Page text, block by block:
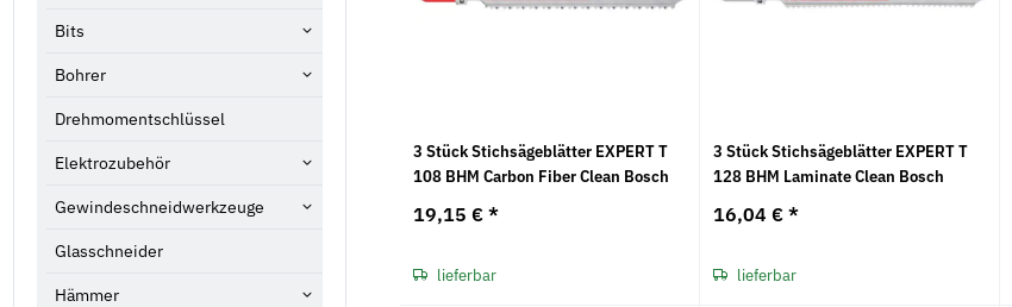
3 Stück Stichsägeblätter EXPERT T
108 BHM Carbon Fiber Clean Bosch
19,15 €*
lieferbar
3 Stück Stichsägeblätter EXPERT T
128 BHM Laminate Clean Bosch
16,04 €*
lieferbar
Bits
Bohrer
Drehmomentschlüssel
Elektrozubehör
Gewindeschneidwerkzeuge
Glasschneider
Hämmer